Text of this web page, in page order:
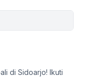
di Sidoarjo! Ikuti